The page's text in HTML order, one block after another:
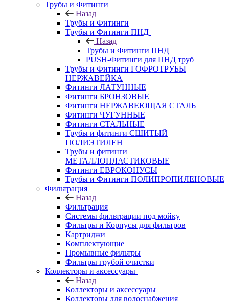
Трубы и Фитинги
Назад
Трубы и Фитинги
Трубы и Фитинги ПНД
Назад
Трубы и Фитинги ПНД
PUSH-Фитинги для ПНД труб
Трубы и Фитинги ГОФРОТРУБЫ
НЕРЖАВЕЙКА
Фитинги ЛАТУННЫЕ
Фитинги БРОНЗОВЫЕ
Фитинги НЕРЖАВЕЮЩАЯ СТАЛЬ
Фитинги ЧУГУННЫЕ
Фитинги СТАЛЬНЫЕ
Трубы и фитинги СШИТЫЙ
ПОЛИЭТИЛЕН
Трубы и фитинги
МЕТАЛЛОПЛАСТИКОВЫЕ
Фитинги ЕВРОКОНУСЫ
Трубы и Фитинги ПОЛИПРОПИЛЕНОВЫЕ
Фильтрация
Назад
Фильтрация
Системы фильтрации под мойку
Фильтры и Корпусы для фильтров
Картриджи
Комплектующие
Промывные фильтры
Фильтры грубой очистки
Коллекторы и аксессуары
Назад
Коллекторы и аксессуары
Коллекторы для водоснабжения